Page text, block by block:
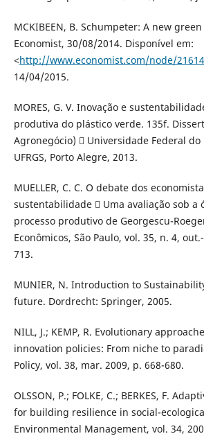
MCKIBEEN, B. Schumpeter: A new
Economist, 30/08/2014. Disponível em:
<http://www.economist.com/node/
14/04/2015.
MORES, G. V. Inovação e
produtiva do plástico verde. 135f.
Agronegócio)  Universidade Federal do
UFRGS, Porto Alegre, 2013.
MUELLER, C. C. O debate dos
sustentabilidade  Uma avaliação sob a
processo produtivo de Georgescu-
Econômicos, São Paulo, vol. 35, n. 4,
713.
MUNIER, N. Introduction to
future. Dordrecht: Springer, 2005.
NILL, J.; KEMP, R. Evolutionary
innovation policies: From niche to
Policy, vol. 38, mar. 2009, p. 668-680.
OLSSON, P.; FOLKE, C.; BERKES, F.
for building resilience in social-
Environmental Management, vol. 34,